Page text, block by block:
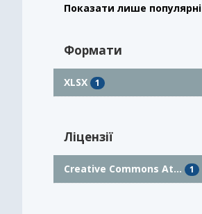
Показати лише популярні
Формати
XLSX 1
Ліцензії
Creative Commons At... 1